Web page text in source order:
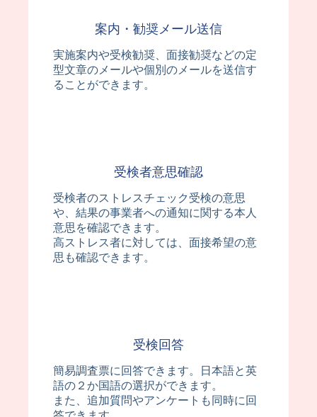
案内・勧奨メール送信
実施案内や受検勧奨、面接勧奨などの定
型文章のメールや個別のメールを送信す
ることができます。
受検者意思確認
受検者のストレスチェック受検の意思
や、結果の事業者への通知に関する本人
意思を確認できます。
高ストレス者に対しては、面接希望の意
思も確認できます。
受検回答
簡易調査票に回答できます。日本語と英
語の２か国語の選択ができます。
また、追加質問やアンケートも同時に回